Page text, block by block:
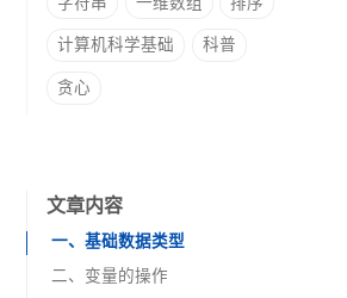
计算机科学基础 科普
贪心
文章内容
一、基础数据类型
二、变量的操作